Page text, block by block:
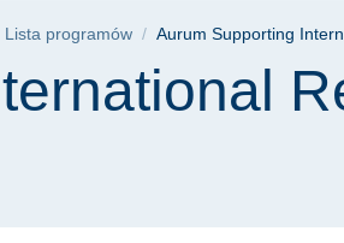
Lista programów Aurum Supporting